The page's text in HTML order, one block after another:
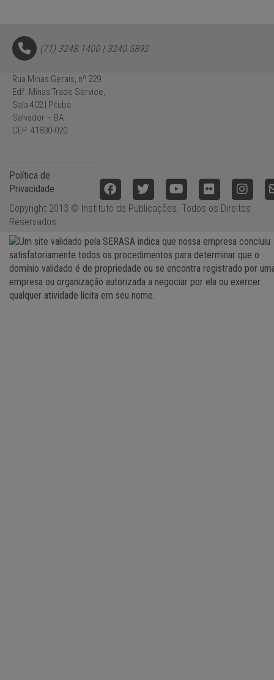
(71) 3248.1400 | 3240.5892
Rua Minas Gerais, nº 229
Edf. Minas Trade Service,
Sala 402 | Pituba
Salvador – BA
CEP: 41830-020
Política de
Privacidade
Copyright 2013 © Instituto de Publicações. Todos os Direitos
Reservados.